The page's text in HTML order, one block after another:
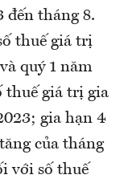
đến tháng 8.
thuế giá trị
quý 1 năm
thuế giá trị gia
gia hạn 4
của tháng
với số thuế